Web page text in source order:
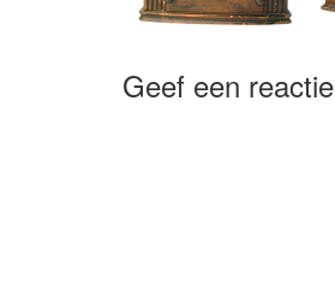
Geef een reactie